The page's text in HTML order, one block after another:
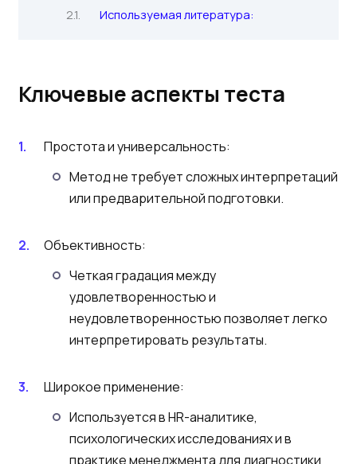
Используемая литература:
Ключевые аспекты теста
Простота и универсальность:
Метод не требует сложных интерпретаций
или предварительной подготовки.
Объективность:
Четкая градация между
удовлетворенностью и
неудовлетворенностью позволяет легко
интерпретировать результаты.
Широкое применение:
Используется в HR-аналитике,
психологических исследованиях и в
практике менеджмента для диагностики